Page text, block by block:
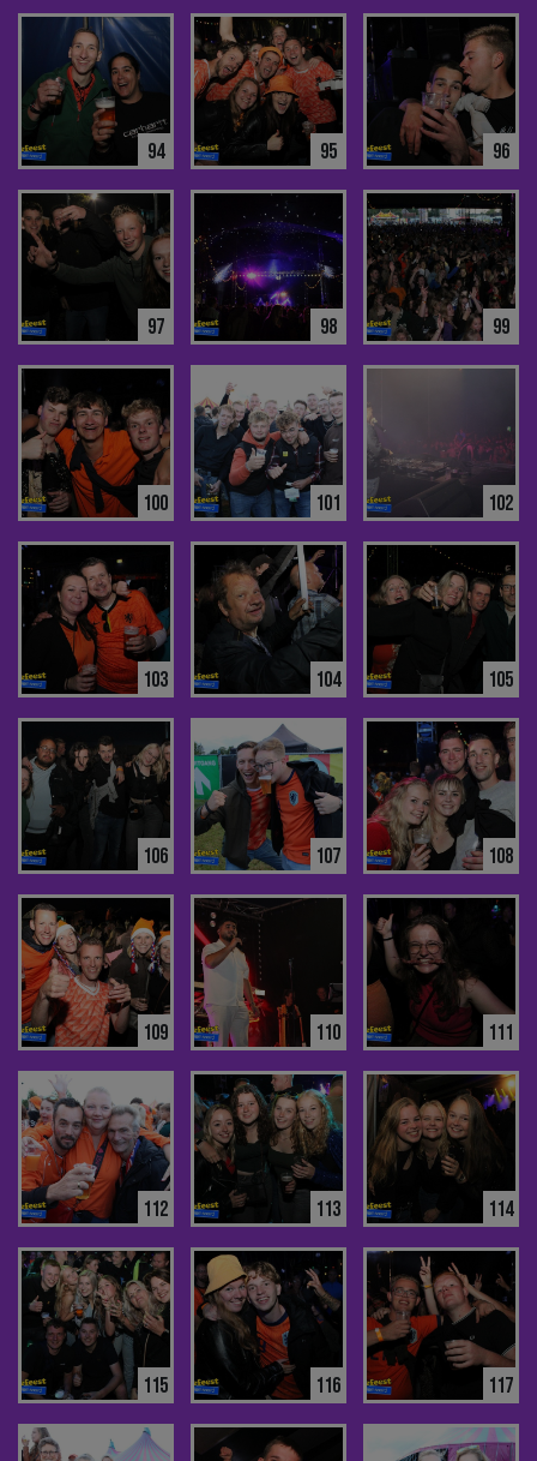
94 95 96
97 98 99
100 101 102
103 104 105
106 107 108
109 110 111
112 113 114
115 116 117